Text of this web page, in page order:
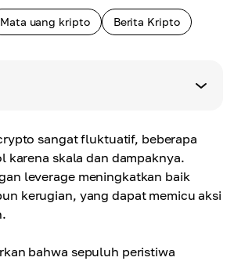
Mata uang kripto Berita Kripto
sangat fluktuatif, beberapa
karena skala dan dampaknya.
leverage meningkatkan baik
kerugian, yang dapat memicu aksi
bahwa sepuluh peristiwa